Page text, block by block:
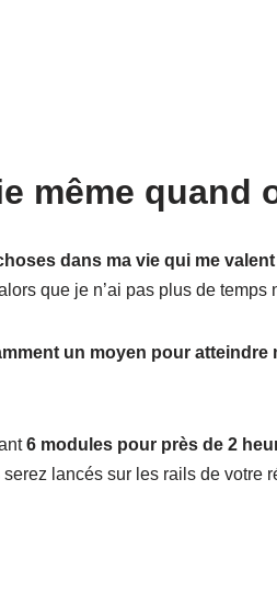
même quand
dans ma vie qui me
que je n’ai pas plus de temps
un moyen pour atteindre
6 modules pour près de 2
lancés sur les rails de votre